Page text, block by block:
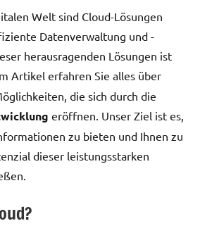
Welt sind Cloud-Lösungen
Datenverwaltung und -
herausragenden Lösungen ist
Artikel erfahren Sie alles über
die sich durch die
eröffnen. Unser Ziel ist es,
zu bieten und Ihnen zu
dieser leistungsstarken